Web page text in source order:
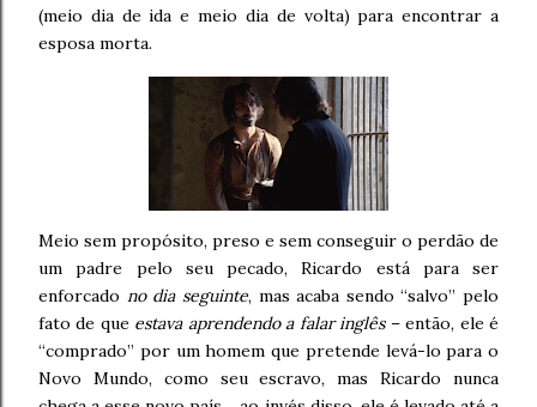
(meio dia de ida e meio dia de volta) para encontrar a
esposa morta.
Meio sem propósito, preso e sem conseguir o perdão de
um padre pelo seu pecado, Ricardo está para ser
enforcado no dia seguinte, mas acaba sendo “salvo” pelo
fato de que estava aprendendo a falar inglês– então, ele é
“comprado” por um homem que pretende levá-lo para o
Novo Mundo, como seu escravo, mas Ricardo nunca